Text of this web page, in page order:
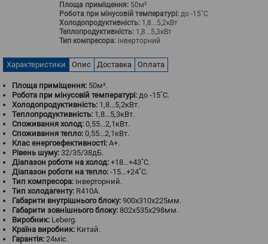
Площа приміщення: 50м²
Робота при мінусовій температурі: до -15˚С
Холодопродуктивність: 1,8...5,2кВт
Теплопродуктивність: 1,8...5,3кВт
Тип компресора: інверторний
Характеристики Опис Доставка Оплата
Площа приміщення: 50м².
Робота при мінусовій температурі: до -15˚С.
Холодопродуктивність: 1,8...5,2кВт.
Теплопродуктивність: 1,8...5,3кВт.
Споживання холод: 0,55...2,1кВт.
Споживання тепло: 0,55...2,1кВт.
Клас енергоефективності: A+.
Рівень шуму: 32/35/38дБ.
Діапазон роботи на холод: +18...+43˚С.
Діапазон роботи на тепло: -15...+24˚С.
Тип компресора: інверторний.
Тип холодагенту: R410A.
Габарити внутрішнього блоку: 900х310х225мм.
Габарити зовнішнього блоку: 802х535х298мм.
Виробник: Leberg.
Країна виробник: Китай.
Гарантія: 24міс.